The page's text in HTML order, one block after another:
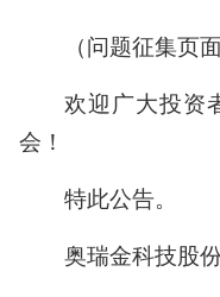
（问题征集页
欢迎广大投资
会！
特此公告。
奥瑞金科技股